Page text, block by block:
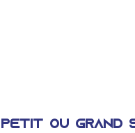
Petit ou grand